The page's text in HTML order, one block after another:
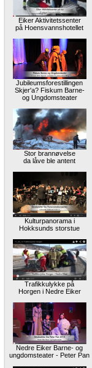
Eiker Aktivitetssenter
på Hoensvannshotellet
Jubileumsforestillingen
Skjer'a? Fiskum Barne-
og Ungdomsteater
Stor brannøvelse
da låve ble antent
Kulturpanorama i
Hokksunds storstue
Trafikkulykke på
Horgen i Nedre Eiker
Nedre Eiker Barne- og
ungdomsteater - Peter Pan